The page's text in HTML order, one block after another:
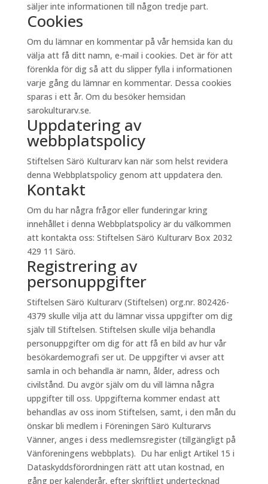
säljer inte informationen till någon tredje part.
Cookies
Om du lämnar en kommentar på vår hemsida kan du
välja att få ditt namn, e-mail i cookies. Det är för att
förenkla för dig så att du slipper fylla i informationen
varje gång du lämnar en kommentar. Dessa cookies
sparas i ett år. Om du besöker hemsidan
sarokulturarv.se.
Uppdatering av
webbplatspolicy
Stiftelsen Särö Kulturarv kan när som helst revidera
denna Webbplatspolicy genom att uppdatera den.
Kontakt
Om du har några frågor eller funderingar kring
innehållet i denna Webbplatspolicy är du välkommen
att kontakta oss: Stiftelsen Särö Kulturarv Box 2032
429 11 Särö.
Registrering av
personuppgifter
Stiftelsen Särö Kulturarv (Stiftelsen) org.nr. 802426-
4379 skulle vilja att du lämnar vissa uppgifter om dig
själv till Stiftelsen. Stiftelsen skulle vilja behandla
personuppgifter om dig för att få en bild av hur vår
besökardemografi ser ut. De uppgifter vi avser att
samla in och behandla är namn, ålder, adress och
civilstånd. Du avgör själv om du vill lämna några
uppgifter till oss. Uppgifterna kommer endast att
behandlas av oss inom Stiftelsen, samt, i den mån du
önskar bli medlem i Föreningen Särö Kulturarvs
Vänner, anges i dess medlemsregister (tillgängligt på
Vänföreningens webbplats). Du har enligt Artikel 15 i
Dataskyddsförordningen rätt att utan kostnad, en
gång per kalenderår, efter skriftligt undertecknad